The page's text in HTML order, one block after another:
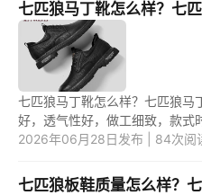
七匹狼马丁靴怎么样？七
七匹狼马丁靴怎么样？七匹狼马
好，透气性好，做工细致，款式
匹狼马丁靴是真皮。 1.七匹狼马
2026年06月28日发布 | 84次阅
七匹狼板鞋质量怎么样？